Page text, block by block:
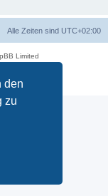
den
zu
Alle Zeiten sind UTC+02:00
Limited